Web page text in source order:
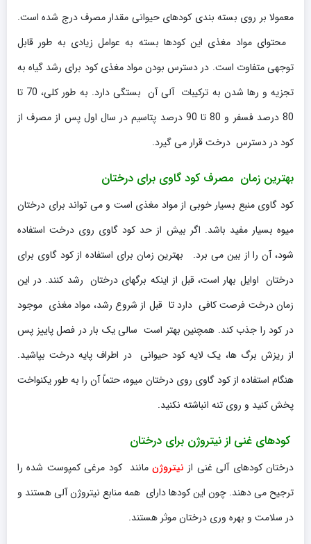
معمولا بر روی بسته بندی کودهای حیوانی مقدار مصرف درج شده است.
محتوای مواد مغذی این کودها بسته به عوامل زیادی به طور قابل
توجهی متفاوت است. در دسترس بودن مواد مغذی کود برای رشد گیاه به
تجزیه و رها شدن به ترکیبات آلی آن بستگی دارد. به طور کلی، 70 تا
80 درصد فسفر و 80 تا 90 درصد پتاسیم در سال اول پس از مصرف از
کود در دسترس درخت قرار می گیرد.
بهترین زمان مصرف کود گاوی برای درختان
کود گاوی منبع بسیار خوبی از مواد مغذی است و می تواند برای درختان
میوه بسیار مفید باشد. اگر بیش از حد کود گاوی روی درخت استفاده
شود، آن را از بین می برد. بهترین زمان برای استفاده از کود گاوی برای
درختان اوایل بهار است، قبل از اینکه برگهای درختان رشد کنند. در این
زمان درخت فرصت کافی دارد تا قبل از شروع رشد، مواد مغذی موجود
در کود را جذب کند. همچنین بهتر است سالی یک بار در فصل پاییز پس
از ریزش برگ ها، یک لایه کود حیوانی در اطراف پایه درخت بپاشید.
هنگام استفاده از کود گاوی روی درختان میوه، حتماً آن را به طور یکنواخت
پخش کنید و روی تنه انباشته نکنید.
کودهای غنی از نیتروژن برای درختان
درختان کودهای آلی غنی از نیتروژن مانند کود مرغی کمپوست شده را
ترجیح می دهند. چون این کودها دارای همه منابع نیتروژن آلی هستند و
در سلامت و بهره وری درختان موثر هستند.